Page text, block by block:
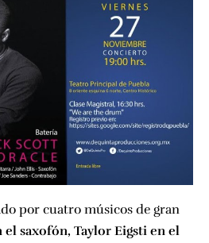
por cuatro músicos de gran
el saxofón, Taylor Eigsti en el